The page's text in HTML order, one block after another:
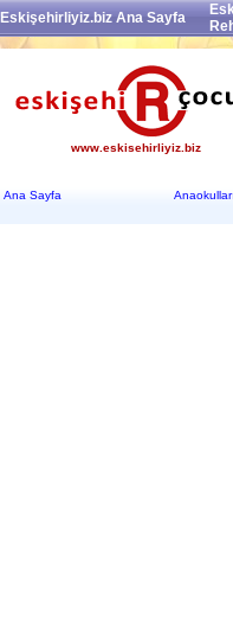
Eskişehirliyiz.biz Ana Sayfa
www.eskisehirliyiz.biz
Ana Sayfa Anaokulları